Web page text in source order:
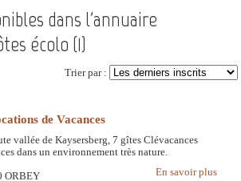
dans l'annuaire
écolo (1)
Trier par :
de Vacances
vallée de Kaysersberg, 7 gîtes Clévacances
dans un environnement très nature.
En savoir plus
ORBEY